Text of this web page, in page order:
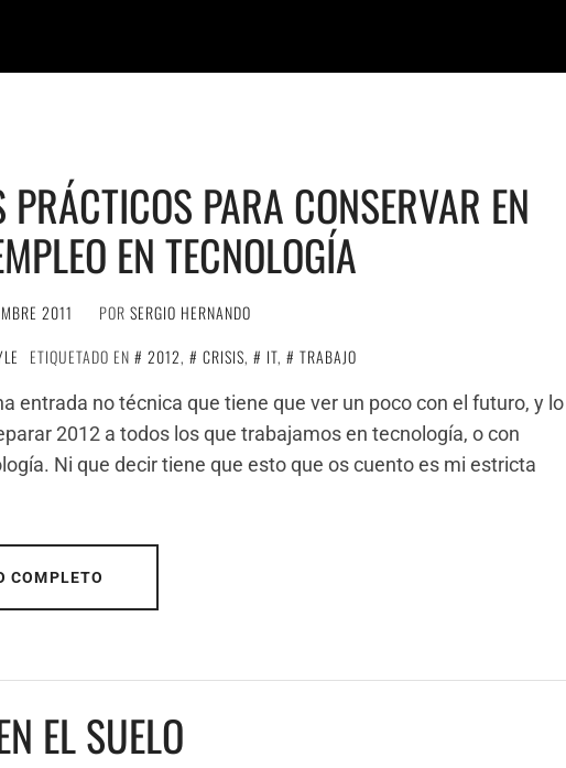
PRÁCTICOS PARA CONSERVAR EN
EN TECNOLOGÍA
2011 POR SERGIO HERNANDO
ETIQUETADO EN 2012, CRISIS, IT,
TRABAJO
entrada no técnica que tiene que ver un poco con el futuro, y lo
2012 a todos los que trabajamos en tecnología, o con
Ni que decir tiene que esto que os cuento es mi estricta
COMPLETO
EL SUELO